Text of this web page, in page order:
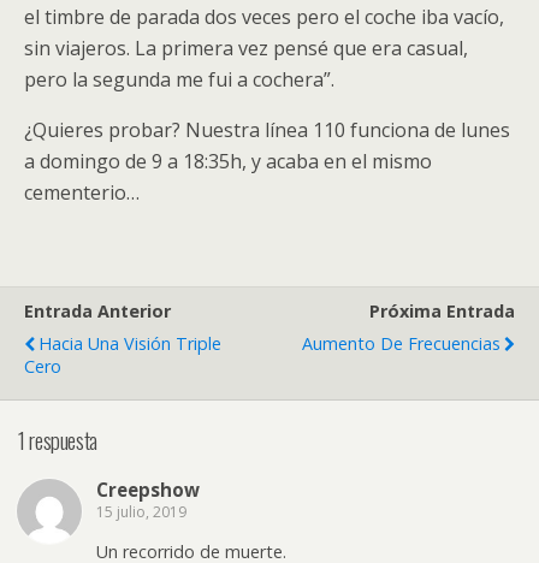
el timbre de parada dos veces pero el coche iba vacío,
sin viajeros. La primera vez pensé que era casual,
pero la segunda me fui a cochera”.
¿Quieres probar? Nuestra línea 110 funciona de lunes
a domingo de 9 a 18:35h, y acaba en el mismo
cementerio…
Entrada Anterior
Hacia Una Visión Triple
Cero
Próxima Entrada
Aumento De Frecuencias
1 respuesta
Creepshow
15 julio, 2019
Un recorrido de muerte.